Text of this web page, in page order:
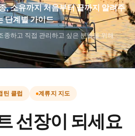
, 소유까지 처음부터 끝까지 알려주
단계별 가이드
종하고 직접 관리하고 싶은 분들을 위해
클럽 계류지 지도
선장이 되세요